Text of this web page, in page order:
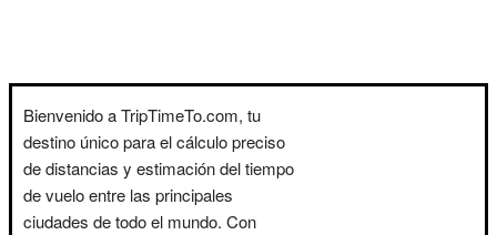
Bienvenido a TripTimeTo.com, tu
destino único para el cálculo preciso
de distancias y estimación del tiempo
de vuelo entre las principales
ciudades de todo el mundo. Con